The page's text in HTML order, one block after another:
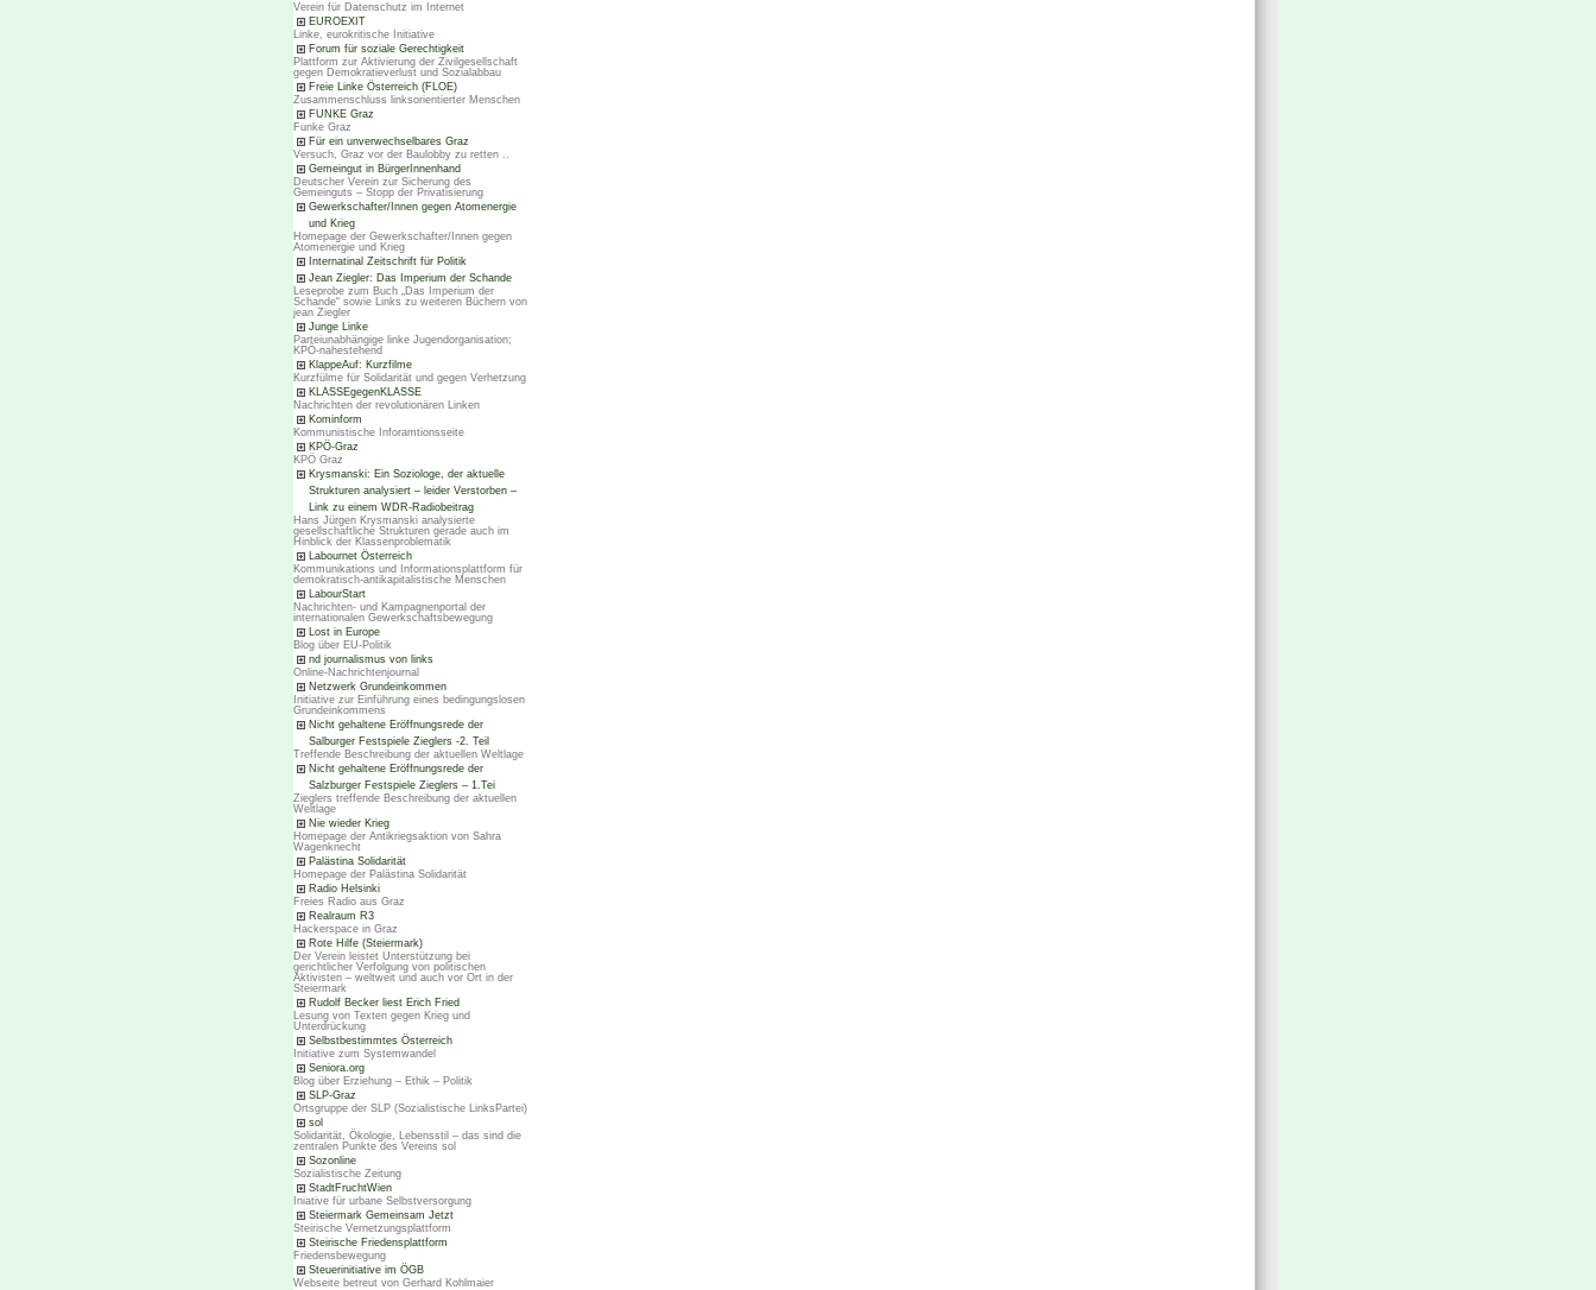
Verein für Datenschutz im Internet
EUROEXIT
Linke, eurokritische Initiative
Forum für soziale Gerechtigkeit
Plattform zur Aktivierung der Zivilgesellschaft
gegen Demokratieverlust und Sozialabbau
Freie Linke Österreich (FLOE)
Zusammenschluss linksorientierter Menschen
FUNKE Graz
Funke Graz
Für ein unverwechselbares Graz
Versuch, Graz vor der Baulobby zu retten ..
Gemeingut in BürgerInnenhand
Deutscher Verein zur Sicherung des
Gemeinguts – Stopp der Privatisierung
Gewerkschafter/Innen gegen Atomenergie
und Krieg
Homepage der Gewerkschafter/Innen gegen
Atomenergie und Krieg
Internatinal Zeitschrift für Politik
Jean Ziegler: Das Imperium der Schande
Leseprobe zum Buch „Das Imperium der
Schande“ sowie Links zu weiteren Büchern von
jean Ziegler
Junge Linke
Parteiunabhängige linke Jugendorganisation;
KPÖ-nahestehend
KlappeAuf: Kurzfilme
Kurzfülme für Solidarität und gegen Verhetzung
KLASSEgegenKLASSE
Nachrichten der revolutionären Linken
Kominform
Kommunistische Inforamtionsseite
KPÖ-Graz
KPÖ Graz
Krysmanski: Ein Soziologe, der aktuelle
Strukturen analysiert – leider Verstorben –
Link zu einem WDR-Radiobeitrag
Hans Jürgen Krysmanski analysierte
gesellschaftliche Strukturen gerade auch im
Hinblick der Klassenproblematik
Labournet Österreich
Kommunikations und Informationsplattform für
demokratisch-antikapitalistische Menschen
LabourStart
Nachrichten- und Kampagnenportal der
internationalen Gewerkschaftsbewegung
Lost in Europe
Blog über EU-Politik
nd journalismus von links
Online-Nachrichtenjournal
Netzwerk Grundeinkommen
Initiative zur Einführung eines bedingungslosen
Grundeinkommens
Nicht gehaltene Eröffnungsrede der
Salburger Festspiele Zieglers -2. Teil
Treffende Beschreibung der aktuellen Weltlage
Nicht gehaltene Eröffnungsrede der
Salzburger Festspiele Zieglers – 1.Tei
Zieglers treffende Beschreibung der aktuellen
Weltlage
Nie wieder Krieg
Homepage der Antikriegsaktion von Sahra
Wagenknecht
Palästina Solidarität
Homepage der Palästina Solidarität
Radio Helsinki
Freies Radio aus Graz
Realraum R3
Hackerspace in Graz
Rote Hilfe (Steiermark)
Der Verein leistet Unterstützung bei
gerichtlicher Verfolgung von politischen
Aktivisten – weltweit und auch vor Ort in der
Steiermark
Rudolf Becker liest Erich Fried
Lesung von Texten gegen Krieg und
Unterdrückung
Selbstbestimmtes Österreich
Initiative zum Systemwandel
Seniora.org
Blog über Erziehung – Ethik – Politik
SLP-Graz
Ortsgruppe der SLP (Sozialistische LinksPartei)
sol
Solidarität, Ökologie, Lebensstil – das sind die
zentralen Punkte des Vereins sol
Sozonline
Sozialistische Zeitung
StadtFruchtWien
Iniative für urbane Selbstversorgung
Steiermark Gemeinsam Jetzt
Steirische Vernetzungsplattform
Steirische Friedensplattform
Friedensbewegung
Steuerinitiative im ÖGB
Webseite betreut von Gerhard Kohlmaier